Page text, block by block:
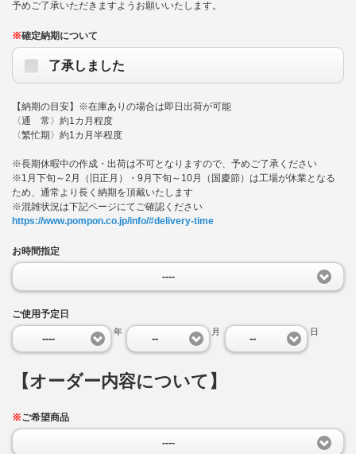
予めご了承いただきますようお願いいたします。
※確定納期について
了承しました
【納期の目安】※在庫ありの場合は即日出荷が可能
〈通 常〉約1カ月程度
〈繁忙期〉約1カ月半程度
※長期休暇中の作成・出荷は不可となりますので、予めご了承ください
※1月下旬～2月（旧正月）・9月下旬～10月（国慶節）は工場が休業となる
ため、通常より長く納期を頂戴いたします
※混雑状況は下記ページにてご確認ください
https://www.pompon.co.jp/info/#delivery-time
お時間指定
----
ご使用予定日
----
年
--
月
--
日
【オーダー内容について】
※ご希望商品
----